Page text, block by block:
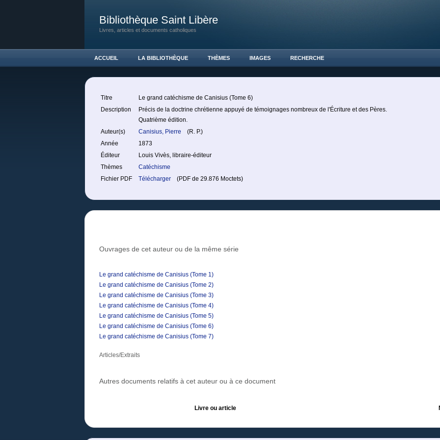
Bibliothèque Saint Libère
Livres, articles et documents catholiques
ACCUEIL LA BIBLIOTHÈQUE THÈMES IMAGES RECHERCHE
Titre
Le grand catéchisme de Canisius (Tome 6)
Description
Précis de la doctrine chrétienne appuyé de témoignages nombreux de l'Écriture et des Pères.
Quatrième édition.
Auteur(s)
Canisius, Pierre
(R. P.)
Année
1873
Éditeur
Louis Vivès, libraire-éditeur
Thèmes
Catéchisme
Fichier PDF
Télécharger (PDF de 29.876 Moctets)
Ouvrages de cet auteur ou de la même série
Le grand catéchisme de Canisius (Tome 1)
Le grand catéchisme de Canisius (Tome 2)
Le grand catéchisme de Canisius (Tome 3)
Le grand catéchisme de Canisius (Tome 4)
Le grand catéchisme de Canisius (Tome 5)
Le grand catéchisme de Canisius (Tome 6)
Le grand catéchisme de Canisius (Tome 7)
Articles/Extraits
Autres documents relatifs à cet auteur ou à ce document
Livre ou article